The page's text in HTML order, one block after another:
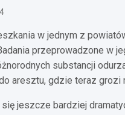
w jednym z
przeprowadzone w
substancji
aresztu, gdzie teraz grozi
się jeszcze bardziej